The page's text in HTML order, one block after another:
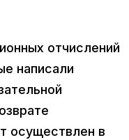
отчислений
написали
осуществлен в